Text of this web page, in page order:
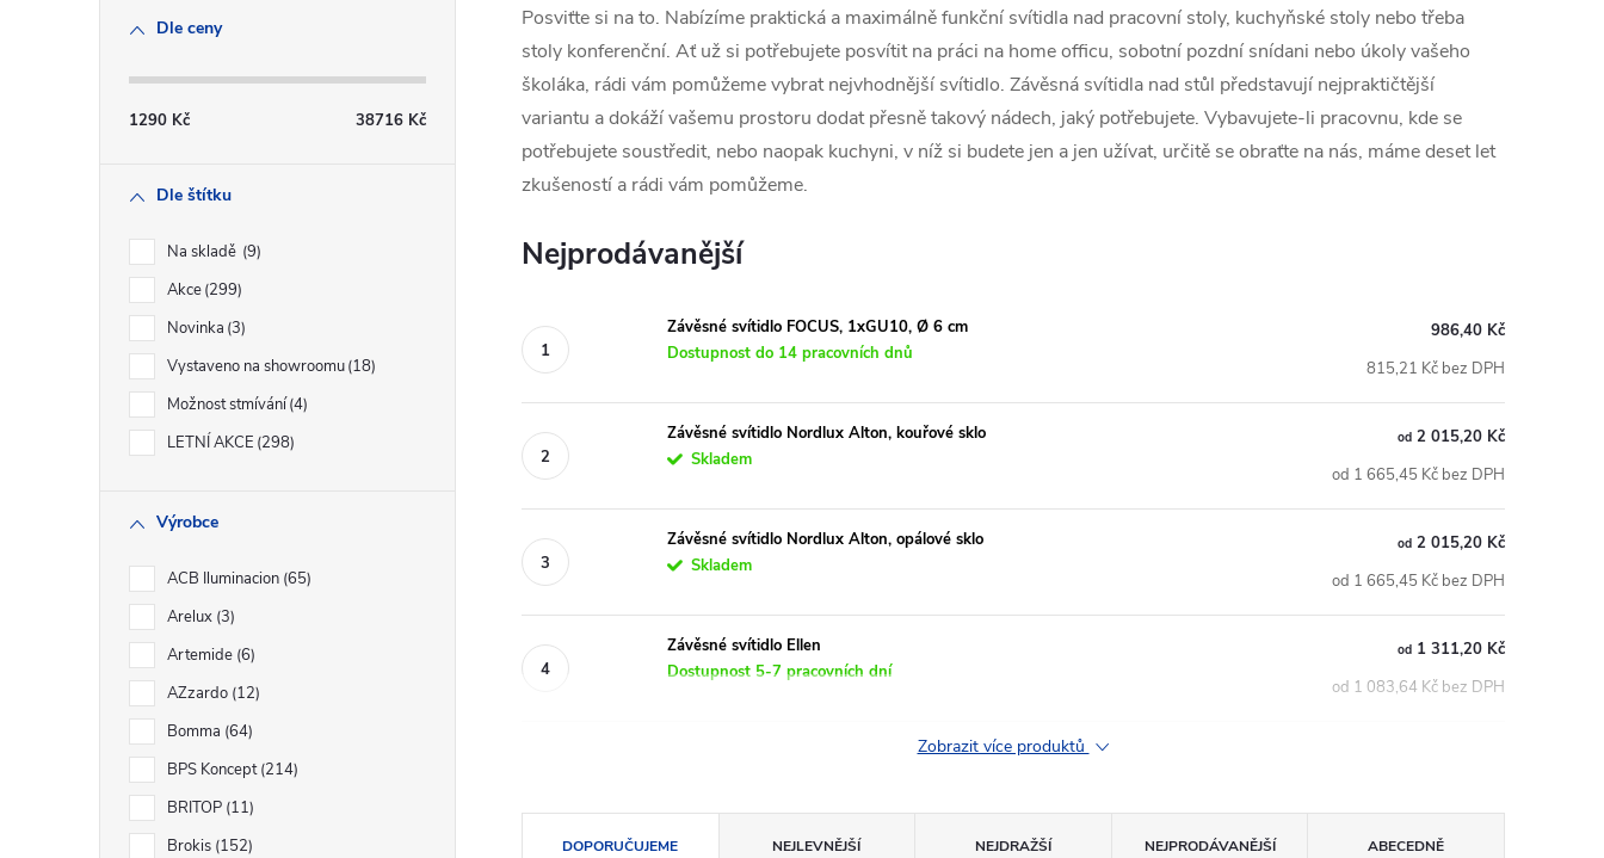
Dle ceny
1290 Kč 38716 Kč
Dle štítku
Na skladě 9
Akce 299
Novinka 3
Vystaveno na showroomu 18
Možnost stmívání 4
LETNÍ AKCE 298
Výrobce
ACB Iluminacion 65
Arelux 3
Artemide 6
AZzardo 12
Bomma 64
BPS Koncept 214
BRITOP 11
Brokis 152
Posviťte si na to. Nabízíme praktická a maximálně funkční svítidla nad pracovní stoly, kuchyňské stoly nebo třeba
stoly konferenční. Ať už si potřebujete posvítit na práci na home officu, sobotní pozdní snídani nebo úkoly vašeho
školáka, rádi vám pomůžeme vybrat nejvhodnější svítidlo. Závěsná svítidla nad stůl představují nejpraktičtější
variantu a dokáží vašemu prostoru dodat přesně takový nádech, jaký potřebujete. Vybavujete-li pracovnu, kde se
potřebujete soustředit, nebo naopak kuchyni, v níž si budete jen a jen užívat, určitě se obraťte na nás, máme deset let
zkušeností a rádi vám pomůžeme.
Nejprodávanější
Závěsné svítidlo FOCUS, 1xGU10, Ø 6 cm
Dostupnost do 14 pracovních dnů
986,40 Kč
815,21 Kč bez DPH
Závěsné svítidlo Nordlux Alton, kouřové sklo
Skladem
od 2 015,20 Kč
od 1 665,45 Kč bez DPH
Závěsné svítidlo Nordlux Alton, opálové sklo
Skladem
od 2 015,20 Kč
od 1 665,45 Kč bez DPH
Závěsné svítidlo Ellen
Dostupnost 5-7 pracovních dní
od 1 311,20 Kč
od 1 083,64 Kč bez DPH
Zobrazit více produktů
DOPORUČUJEME NEJLEVNĚJŠÍ NEJDRAŽŠÍ NEJPRODÁVANĚJŠÍ ABECEDNĚ